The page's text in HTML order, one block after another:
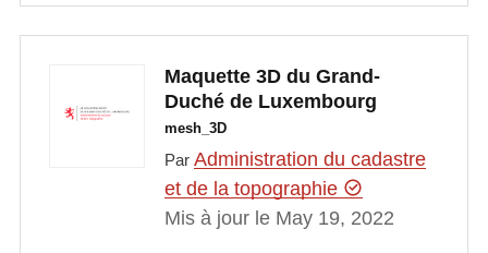
Maquette 3D du Grand-
Duché de Luxembourg
mesh_3D
Par Administration du cadastre
et de la topographie
Mis à jour le May 19, 2022